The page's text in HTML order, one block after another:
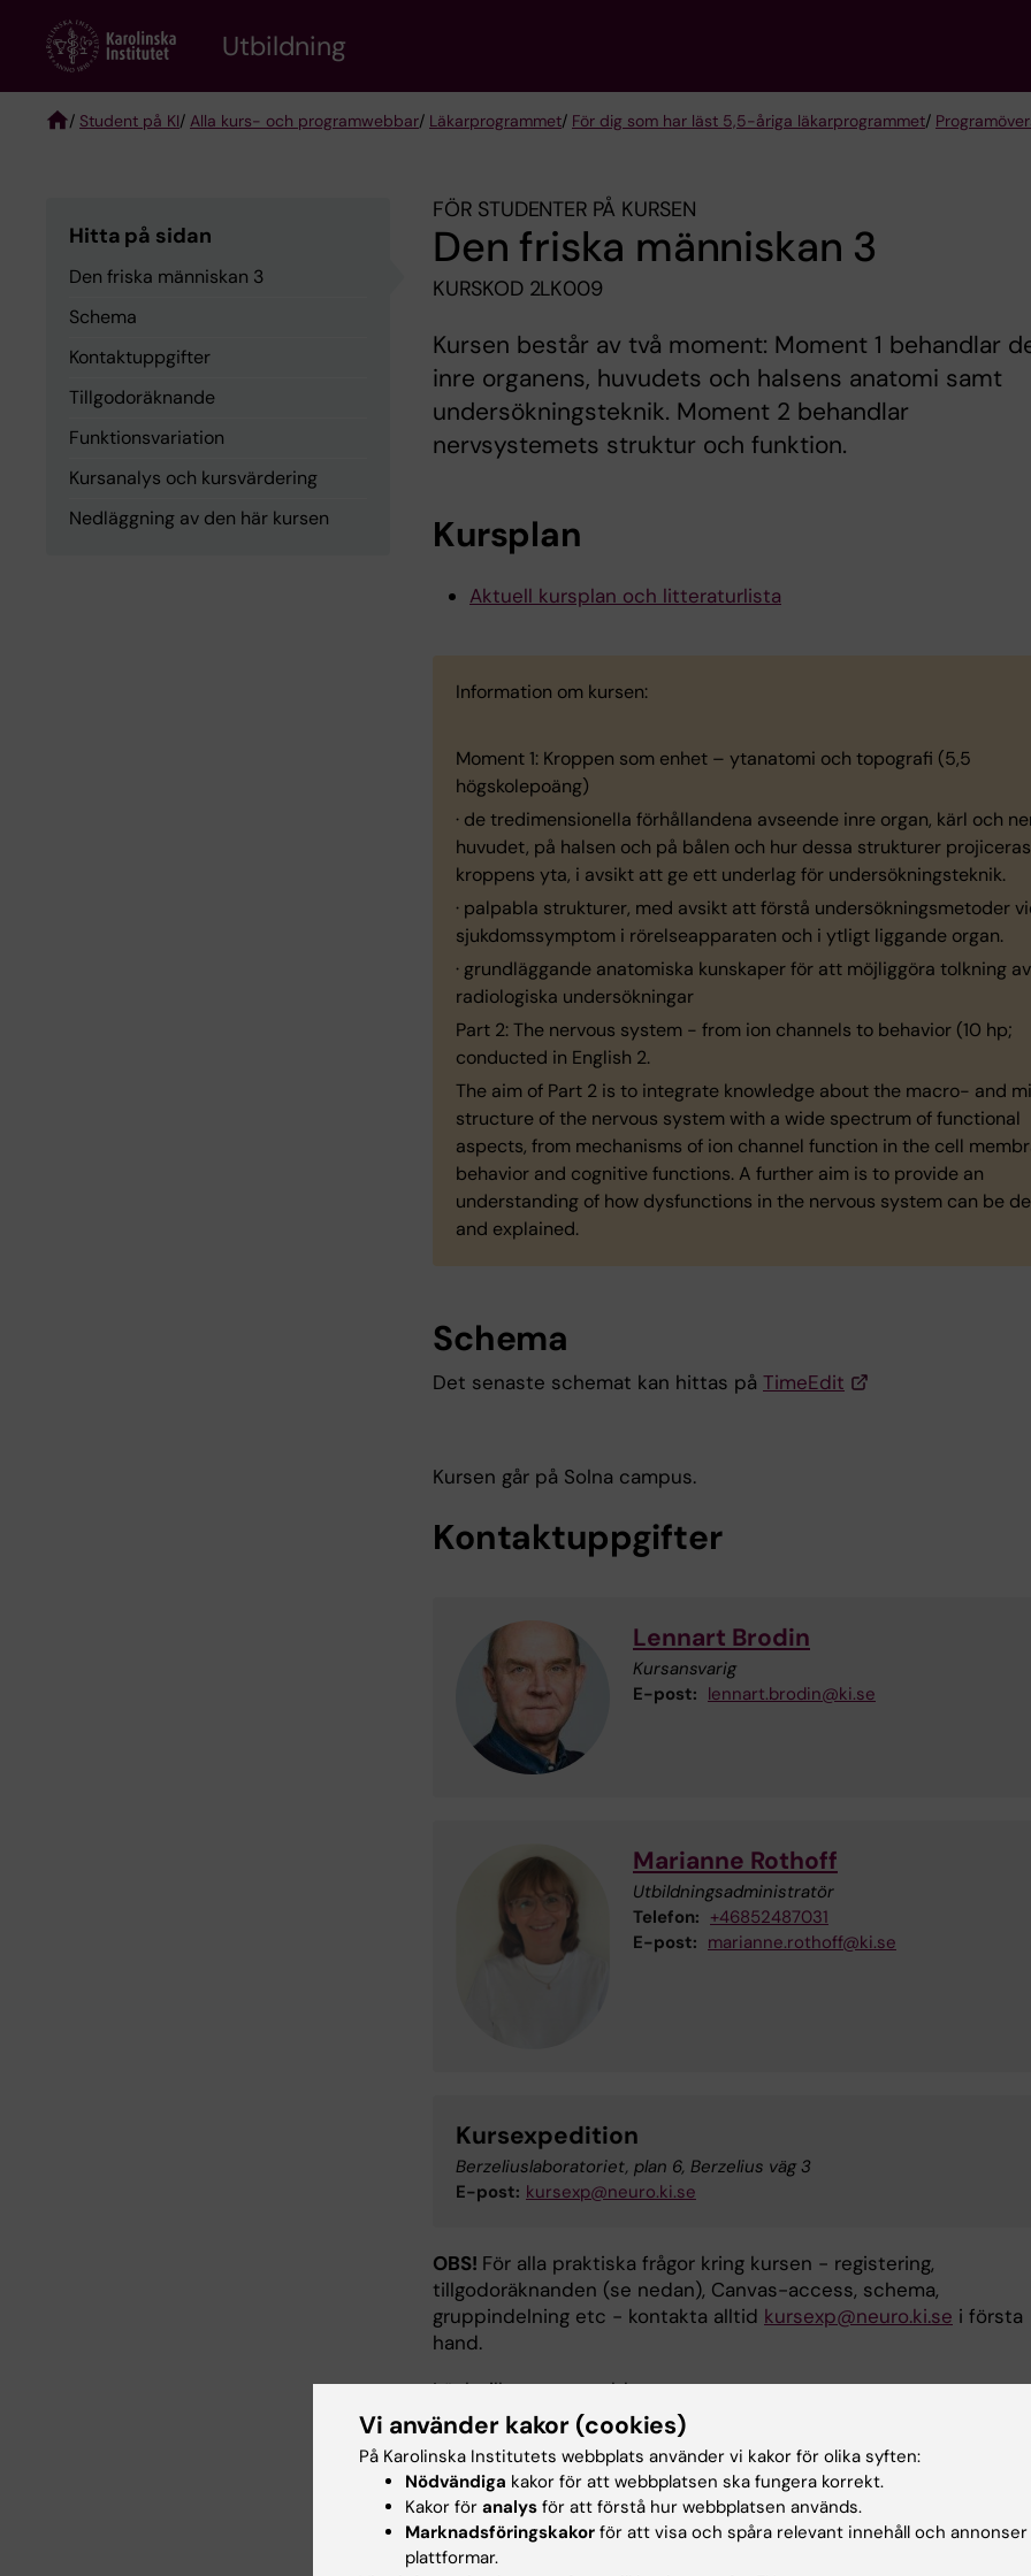
content
Utbildning
/ Student på KI/ Alla kurs- och programwebbar/ Läkarprogrammet/ För dig som har läst 5,5-åriga läkarprogrammet/
Hitta på sidan
Den friska människan 3
Schema
Kontaktuppgifter
Tillgodoräknande
Funktionsvariation
Kursanalys och kursvärdering
Nedläggning av den här kursen
FÖR STUDENTER PÅ KURSEN
Den friska människan 3
KURSKOD 2LK009
Kursen består av två moment: Moment 1 behandlar
inre organens, huvudets och halsens anatomi samt
undersökningsteknik. Moment 2 behandlar
nervsystemets struktur och funktion.
Kursplan
Aktuell kursplan och litteraturlista
Information om kursen:
Moment 1: Kroppen som enhet – ytanatomi och topografi (5,5
högskolepoäng)
· de tredimensionella förhållandena avseende inre organ, kärl och
huvudet, på halsen och på bålen och hur dessa strukturer
kroppens yta, i avsikt att ge ett underlag för undersökningsteknik.
· palpabla strukturer, med avsikt att förstå undersökningsmetoder
sjukdomssymptom i rörelseapparaten och i ytligt liggande organ.
· grundläggande anatomiska kunskaper för att möjliggöra tolkning av
radiologiska undersökningar
Part 2: The nervous system - from ion channels to behavior (10 hp;
conducted in English 2.
The aim of Part 2 is to integrate knowledge about the macro- and
structure of the nervous system with a wide spectrum of functional
aspects, from mechanisms of ion channel function in the cell
behavior and cognitive functions. A further aim is to provide an
understanding of how dysfunctions in the nervous system can be
and explained.
Schema
Det senaste schemat kan hittas på TimeEdit
Kursen går på Solna campus.
Kontaktuppgifter
Lennart Brodin
Kursansvarig
E-post: lennart.brodin@ki.se
Marianne Rothoff
Utbildningsadministratör
Telefon: +46852487031
E-post: marianne.rothoff@ki.se
Kursexpedition
Berzeliuslaboratoriet, plan 6, Berzelius väg 3
E-post: kursexp@neuro.ki.se
OBS! För alla praktiska frågor kring kursen - registering,
tillgodoräknanden (se nedan), Canvas-access, schema,
gruppindelning etc - kontakta alltid kursexp@neuro.ki.se i första
hand.
Länk till programwebb:
https://utbildning.ki.se/student/lakarprogrammet
Tillgodoräknande
Ansökan om tillgodoräknande för tidigare studier:
Vi använder kakor (cookies)
På Karolinska Institutets webbplats använder vi kakor för olika syften:
Nödvändiga kakor för att webbplatsen ska fungera korrekt.
Kakor för analys för att förstå hur webbplatsen används.
Marknadsföringskakor för att visa och spåra relevant innehåll och
plattformar.